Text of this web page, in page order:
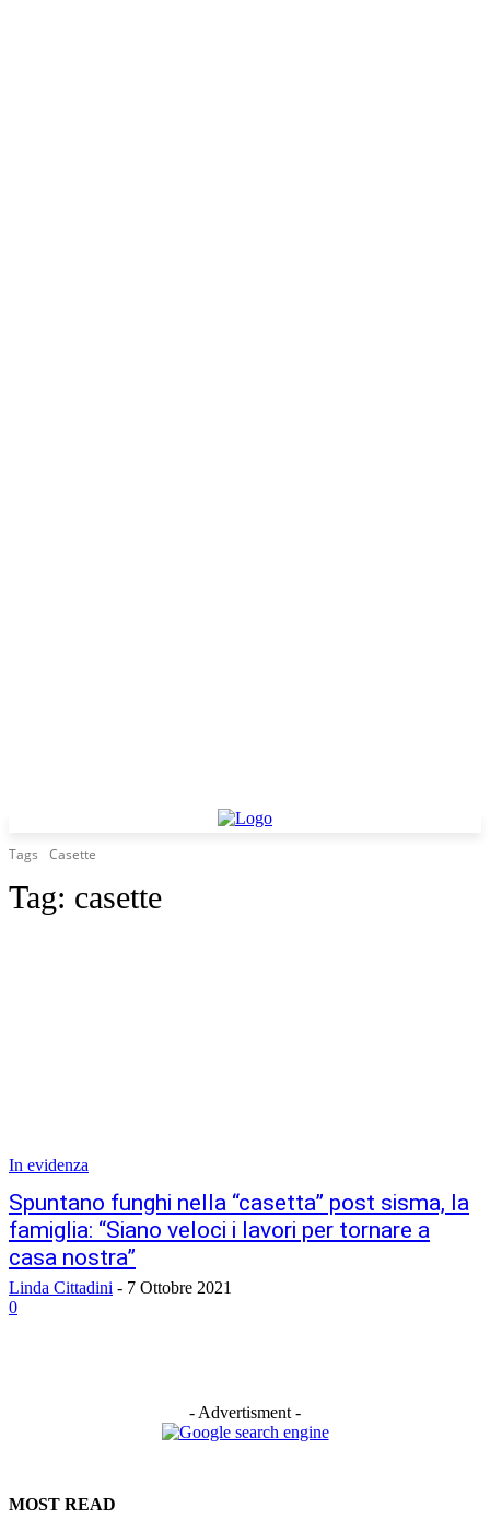
Tags Casette
Tag: casette
In evidenza
Spuntano funghi nella “casetta” post sisma, la
famiglia: “Siano veloci i lavori per tornare a
casa nostra”
Linda Cittadini - 7 Ottobre 2021
0
- Advertisment -
MOST READ